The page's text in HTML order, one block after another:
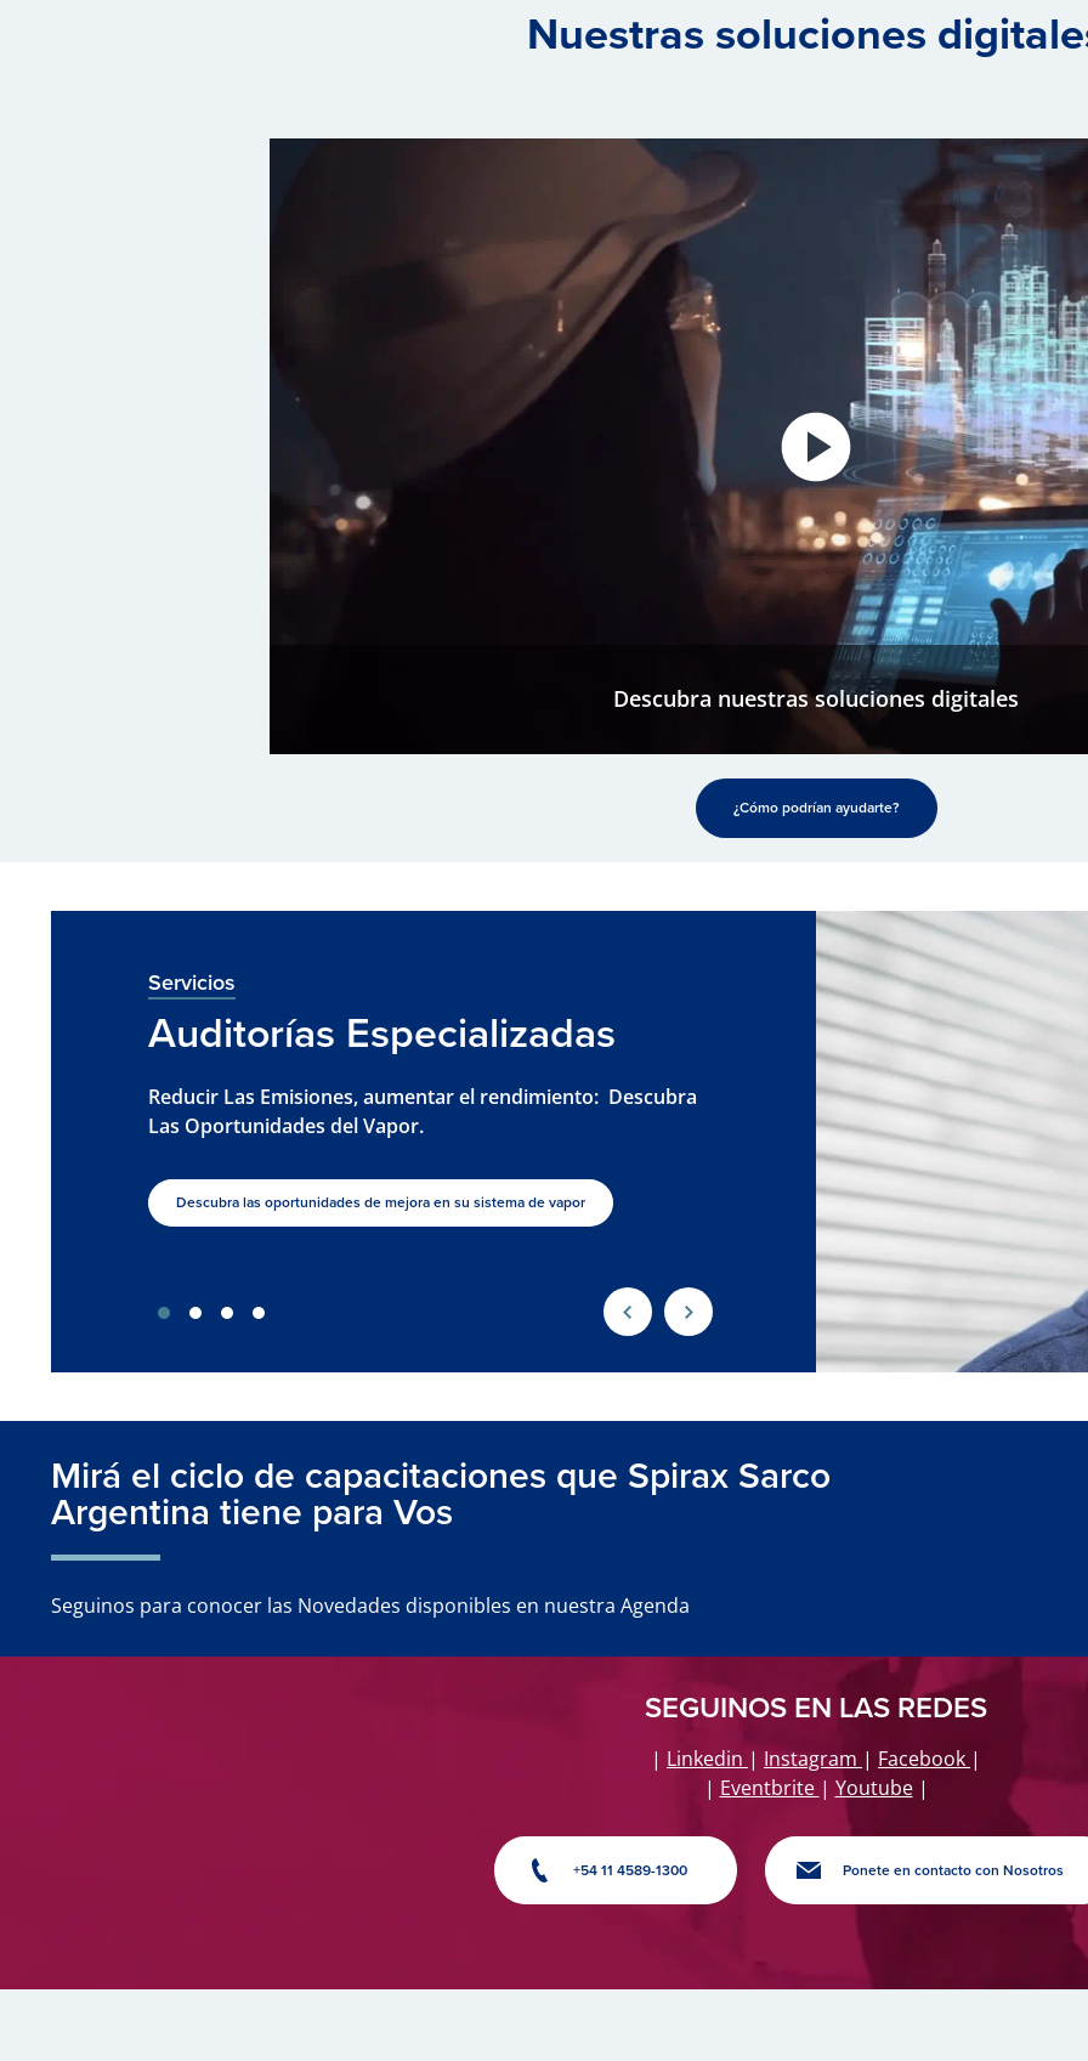
Nuestras soluciones
Descubra nuestras soluciones digitales
¿Cómo podrían ayudarte?
Servicios
Auditorías Especializadas
Reducir Las Emisiones, aumentar el rendimiento: Descubra
Las Oportunidades del Vapor.
Descubra las oportunidades de mejora en su sistema de vapor
Mirá el ciclo de capacitaciones que Spirax Sarco
Argentina tiene para Vos
Seguinos para conocer las Novedades disponibles en nuestra Agenda
SEGUINOS EN LAS REDES
| Linkedin | Instagram | Facebook |
| Eventbrite | Youtube|
+54 11 4589-1300 Ponete en contacto con Nosotros